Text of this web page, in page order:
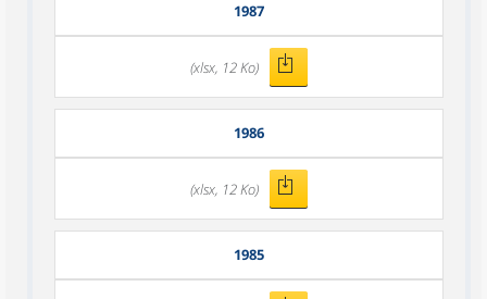
1987
(xlsx, 12 Ko)
1986
(xlsx, 12 Ko)
1985